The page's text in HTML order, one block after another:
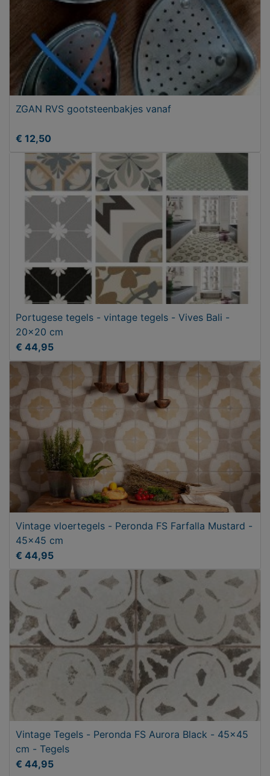
ZGAN RVS gootsteenbakjes vanaf
€ 12,50
Portugese tegels - vintage tegels - Vives Bali -
20x20 cm
€ 44,95
Vintage vloertegels - Peronda FS Farfalla Mustard -
45x45 cm
€ 44,95
Vintage Tegels - Peronda FS Aurora Black - 45x45
cm - Tegels
€ 44,95